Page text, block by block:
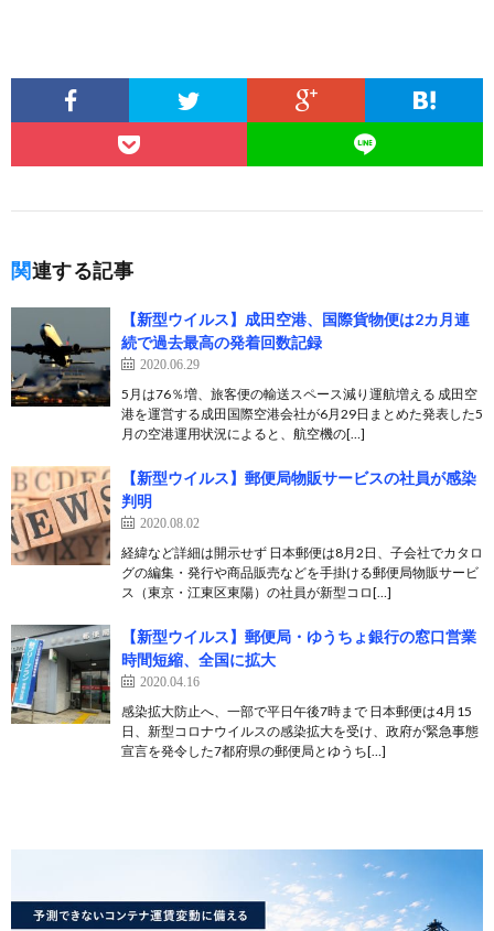
関連する記事
【新型ウイルス】成田空港、国際貨物便は2カ月連
続で過去最高の発着回数記録
2020.06.29
5月は76％増、旅客便の輸送スペース減り運航増える 成田空
港を運営する成田国際空港会社が6月29日まとめた発表した5
月の空港運用状況によると、航空機の[…]
【新型ウイルス】郵便局物販サービスの社員が感染
判明
2020.08.02
経緯など詳細は開示せず 日本郵便は8月2日、子会社でカタロ
グの編集・発行や商品販売などを手掛ける郵便局物販サービ
ス（東京・江東区東陽）の社員が新型コロ[…]
【新型ウイルス】郵便局・ゆうちょ銀行の窓口営業
時間短縮、全国に拡大
2020.04.16
感染拡大防止へ、一部で平日午後7時まで 日本郵便は4月15
日、新型コロナウイルスの感染拡大を受け、政府が緊急事態
宣言を発令した7都府県の郵便局とゆうち[…]